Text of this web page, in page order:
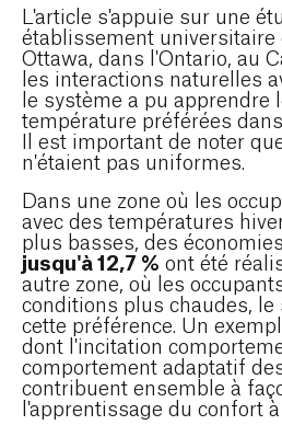
L'article s'appuie sur une
établissement universitaire
Ottawa, dans l'Ontario, au
les interactions naturelles
le système a pu apprendre
température préférées
Il est important de noter
n'étaient pas uniformes.
Dans une zone où les
avec des températures
plus basses, des
jusqu'à 12,7 % ont été
autre zone, où les
conditions plus chaudes, le
cette préférence. Un
dont l'incitation
comportement adaptatif
contribuent ensemble à
l'apprentissage du confort